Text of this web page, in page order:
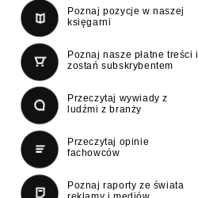
Poznaj pozycje w naszej
księgarni
Poznaj nasze płatne treści i
zostań subskrybentem
Przeczytaj wywiady z
ludźmi z branży
Przeczytaj opinie
fachowców
Poznaj raporty ze świata